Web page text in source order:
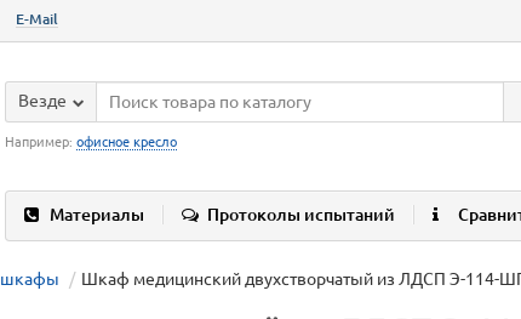
E-Mail
Везде
Например: офисное кресло
Материалы Протоколы испытаний
шкафы Шкаф медицинский двухстворчатый из ЛДСП Э-114-